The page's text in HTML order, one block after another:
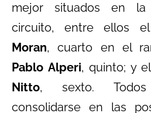
mejor situados en la
circuito, entre ellos
Moran, cuarto en el
Pablo Alperi, quinto; y
Nitto, sexto.
consolidarse en las